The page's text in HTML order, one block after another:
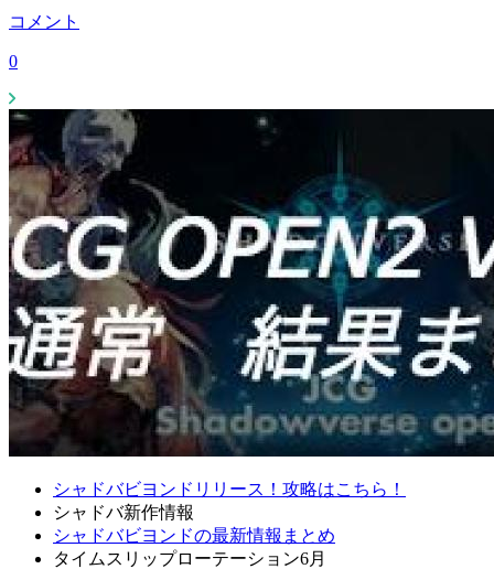
コメント
0
シャドバビヨンドリリース！攻略はこちら！
シャドバ新作情報
シャドバビヨンドの最新情報まとめ
タイムスリップローテーション6月